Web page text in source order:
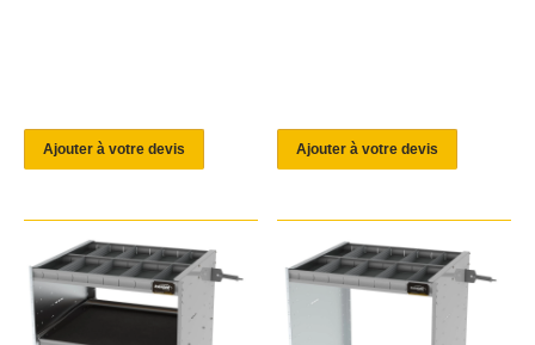
Ajouter à votre devis Ajouter à votre devis